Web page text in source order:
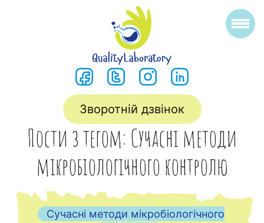
Зворотній дзвінок
Пости з тегом: Сучасні методи
мікробіологічного контролю
Сучасні методи мікробіологічного